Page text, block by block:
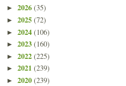
► 2026 (35)
► 2025 (72)
► 2024 (106)
► 2023 (160)
► 2022 (225)
► 2021 (239)
► 2020 (239)